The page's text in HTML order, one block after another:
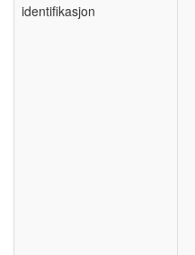
identifikasjon